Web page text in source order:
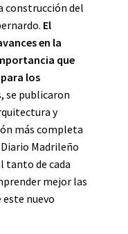
construcción del
El
en la
que
los
se publicaron
y
más completa
Madrileño
tanto de cada
mejor las
nuevo